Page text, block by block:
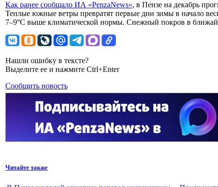
Как ранее сообщало ИА «PenzaNews», в Пензе на декабрь
Теплые южные ветры превратят первые дни зимы в начало
7–9°C выше климатической нормы. Снежный покров в
Нашли ошибку в тексте?
Выделите ее и нажмите Ctrl+Enter
Сообщить новость
Читайте также